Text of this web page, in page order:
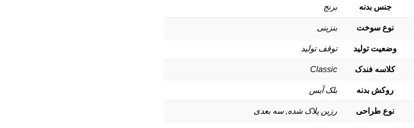
جنس بدنه برنج
نوع سوخت بنزینی
وضعیت تولید توقف تولید
کلاسه فندک Classic
روکش بدنه بلک آیس
نوع طراحی رزین پلاک شده, سه بعدی